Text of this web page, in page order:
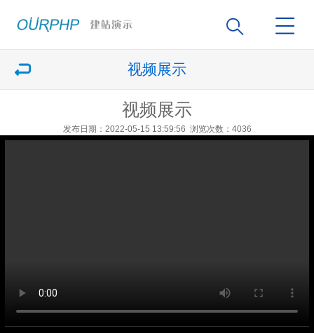
视频展示
视频展示
发布日期：2022-05-15 13:59:56 浏览次数：4036